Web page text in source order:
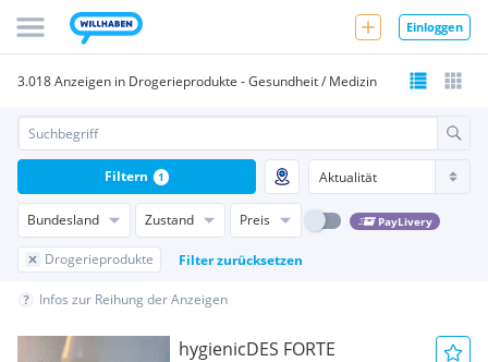
Einloggen
3.018 Anzeigen in Drogerieprodukte - Gesundheit / Medizin
Bundesland Zustand Preis PayLivery
Drogerieprodukte Filter zurücksetzen
Filtern 1
Infos zur Reihung der Anzeigen
hygienicDES FORTE